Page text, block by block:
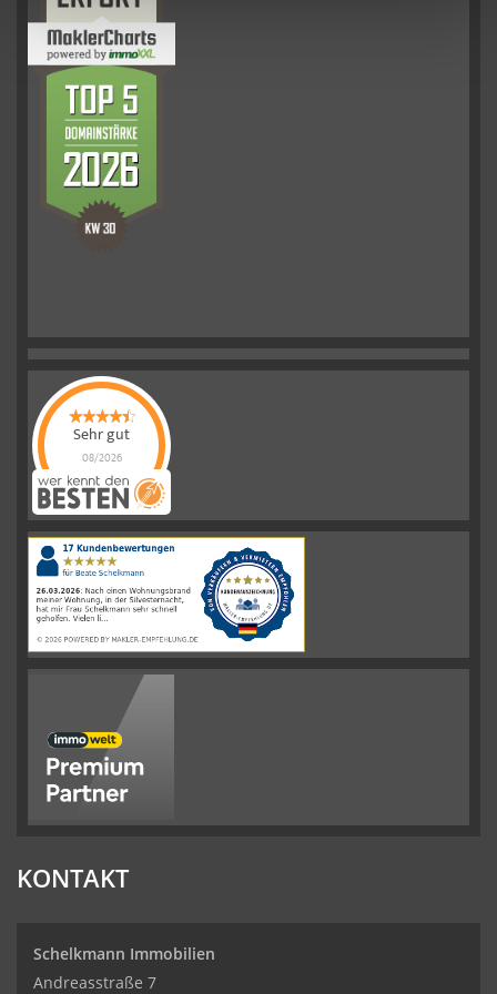
Sehr gut
08/2026
Schelkmann
Immobilienhat
|110Schelkmann
ImmobilienBewertungen
auf
werkenntdenBESTEN.de
KONTAKT
Schelkmann Immobilien
Andreasstraße 7